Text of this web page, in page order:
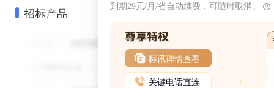
招标产品 到期29元/月/省自动续费，可随时取消。
标讯详情查看
关键电话直连